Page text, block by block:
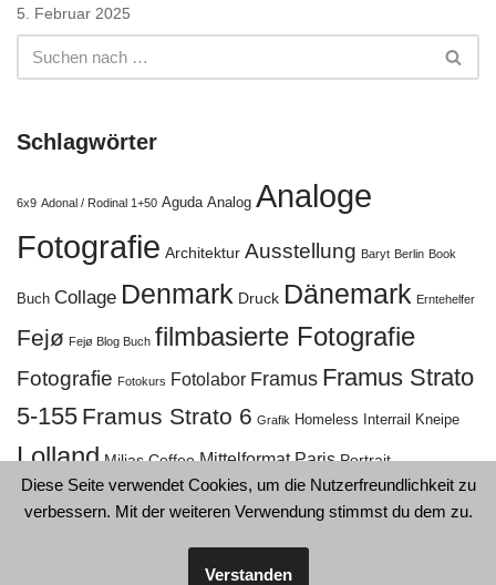
5. Februar 2025
Schlagwörter
6x9 Adonal / Rodinal 1+50 Aguda Analog Analoge
Fotografie Architektur Ausstellung Baryt Berlin Book
Buch Collage Denmark Druck Dänemark Erntehelfer
Fejø Fejø Blog Buch filmbasierte Fotografie
Fotografie Fotokurs Fotolabor Framus Framus Strato
5-155 Framus Strato 6 Grafik Homeless Interrail Kneipe
Lolland Milias Coffee Mittelformat Paris Portrait
Restaurierung Rollei 35TE Rødbyhavn
Diese Seite verwendet Cookies, um die Nutzerfreundlichkeit zu
verbessern. Mit der weiteren Verwendung stimmst du dem zu.
Verstanden